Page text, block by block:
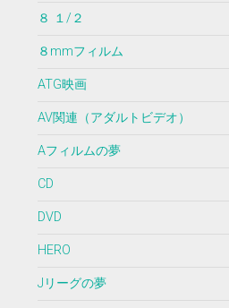
８ １/２
８mmフィルム
ATG映画
AV関連（アダルトビデオ）
Aフィルムの夢
CD
DVD
HERO
Jリーグの夢